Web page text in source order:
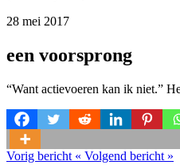
28 mei 2017
een voorsprong
“Want actievoeren kan ik niet.”
Vorig bericht « Volgend bericht »